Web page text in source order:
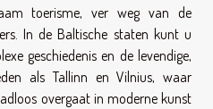
toerisme, ver weg van de
In de Baltische staten kunt u
geschiedenis en de levendige,
als Tallinn en Vilnius, waar
overgaat in moderne kunst